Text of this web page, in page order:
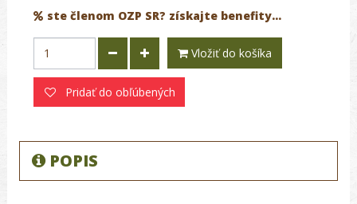
ste členom OZP SR? získajte benefity...
Vložiť do košíka
Pridať do obľúbených
POPIS